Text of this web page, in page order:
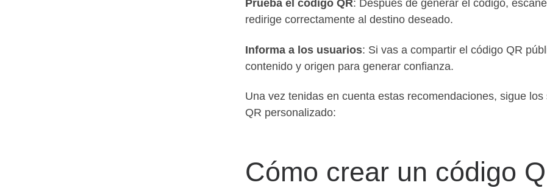
Prueba el código QR: Después de generar el código,
redirige correctamente al destino deseado.​
Informa a los usuarios: Si vas a compartir el código QR
contenido y origen para generar confianza.
Una vez tenidas en cuenta estas recomendaciones, sigue
QR personalizado:
Cómo crear un código